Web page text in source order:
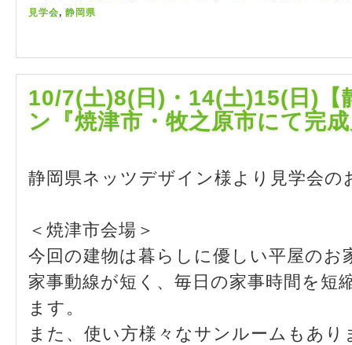
見学会, 静岡県
10/7(土)8(日)・14(土)15(日)【
ン『焼津市・牧之原市にて完
静岡県ネッツデザイン様より見学会の
＜焼津市会場＞
今回の建物は暮らしに優しい平屋のお
家事動線が短く、毎日の家事時間を短
ます。
また、使い方様々なサンルームもあり